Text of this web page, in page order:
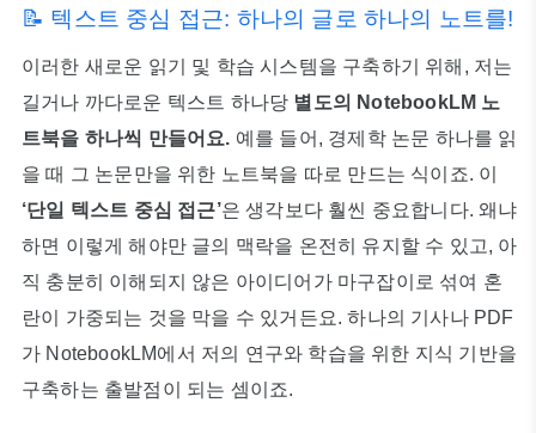
📝 텍스트 중심 접근: 하나의 글로 하나의 노트를!
이러한 새로운 읽기 및 학습 시스템을 구축하기 위해, 저는
길거나 까다로운 텍스트 하나당 별도의 NotebookLM 노
트북을 하나씩 만들어요. 예를 들어, 경제학 논문 하나를 읽
을 때 그 논문만을 위한 노트북을 따로 만드는 식이죠. 이
‘단일 텍스트 중심 접근’은 생각보다 훨씬 중요합니다. 왜냐
하면 이렇게 해야만 글의 맥락을 온전히 유지할 수 있고, 아
직 충분히 이해되지 않은 아이디어가 마구잡이로 섞여 혼
란이 가중되는 것을 막을 수 있거든요. 하나의 기사나 PDF
가 NotebookLM에서 저의 연구와 학습을 위한 지식 기반을
구축하는 출발점이 되는 셈이죠.